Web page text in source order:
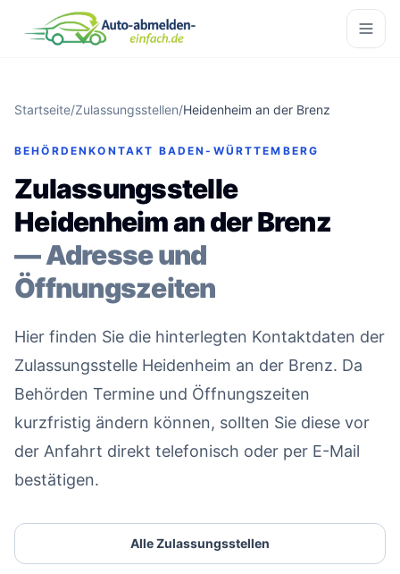
Startseite/Zulassungsstellen/Heidenheim an der Brenz
BEHÖRDENKONTAKT BADEN-WÜRTTEMBERG
Zulassungsstelle
Heidenheim an der Brenz
— Adresse und
Öffnungszeiten
Hier finden Sie die hinterlegten Kontaktdaten der
Zulassungsstelle Heidenheim an der Brenz. Da
Behörden Termine und Öffnungszeiten
kurzfristig ändern können, sollten Sie diese vor
der Anfahrt direkt telefonisch oder per E-Mail
bestätigen.
Alle Zulassungsstellen